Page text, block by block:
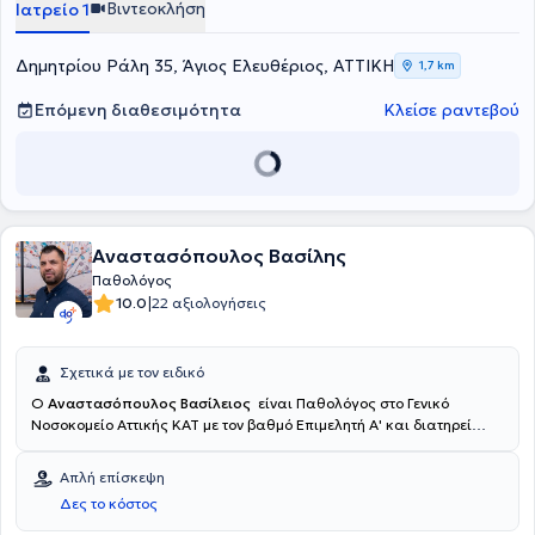
σεμιναρίων σε τομείς όπως Μεταβολισμός, Ενδοκρινολογία,
Περιβαλλοντολογική Ιατρική, Ρευματολογία και ΠΦΥ.
Ιατρείο 1 Βιντεοκλήση
Δημητρίου Ράλη 35, Άγιος Ελευθέριος, ΑΤΤΙΚΗ 1,7 km
Επόμενη διαθεσιμότητα Κλείσε ραντεβού
Αναστασόπουλος Βασίλης
Παθολόγος
10.0|22 αξιολογήσεις
Σχετικά με τον ειδικό
Ο Αναστασόπουλος Βασίλειος είναι Παθολόγος στο Γενικό
Νοσοκομείο Αττικής ΚΑΤ με τον βαθμό Επιμελητή Α' και διατηρεί
ειδικεύτηκε στην Εσωτερική Παθολογία στο Γενικό Νοσοκομείο
Αττικής ΚΑΤ και στο Γενικό Ογκολογικό Νοσοκομείο "Άγιοι
Ανάργυροι", αλλά και στον Σακχαρώδη Διαβήτη στο
Απλή επίσκεψη
Δες το κόστος